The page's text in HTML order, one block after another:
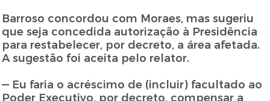
Barroso concordou com Moraes, mas sugeriu
que seja concedida autorização à Presidência
para restabelecer, por decreto, a área afetada.
A sugestão foi aceita pelo relator.
— Eu faria o acréscimo de (incluir) facultado ao
Poder Executivo, por decreto, compensar a